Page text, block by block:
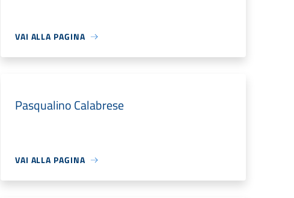
VAI ALLA PAGINA
Pasqualino Calabrese
VAI ALLA PAGINA